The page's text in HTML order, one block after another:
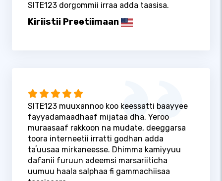
SITE123 dorgommii irraa adda taasisa.
Kiriistii Preetiimaan
SITE123 muuxannoo koo keessatti baayyee
fayyadamaadhaaf mijataa dha. Yeroo
muraasaaf rakkoon na mudate, deeggarsa
toora interneetii irratti godhan adda
taʼuusaa mirkaneesse. Dhimma kamiyyuu
dafanii furuun adeemsi marsariiticha
uumuu haala salphaa fi gammachiisaa